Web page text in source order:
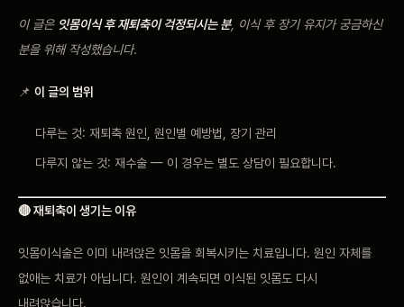
이 글은 잇몸이식 후 재퇴축이 걱정되시는 분, 이식 후 장기 유지가 궁금하신
분을 위해 작성했습니다.
📌 이 글의 범위
다루는 것: 재퇴축 원인, 원인별 예방법, 장기 관리
다루지 않는 것: 재수술 — 이 경우는 별도 상담이 필요합니다.
🔴 재퇴축이 생기는 이유
잇몸이식술은 이미 내려앉은 잇몸을 회복시키는 치료입니다. 원인 자체를
없애는 치료가 아닙니다. 원인이 계속되면 이식된 잇몸도 다시
내려앉습니다.